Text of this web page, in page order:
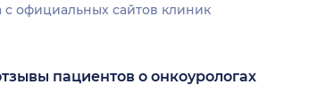
официальных сайтов клиник
пациентов о онкоурологах